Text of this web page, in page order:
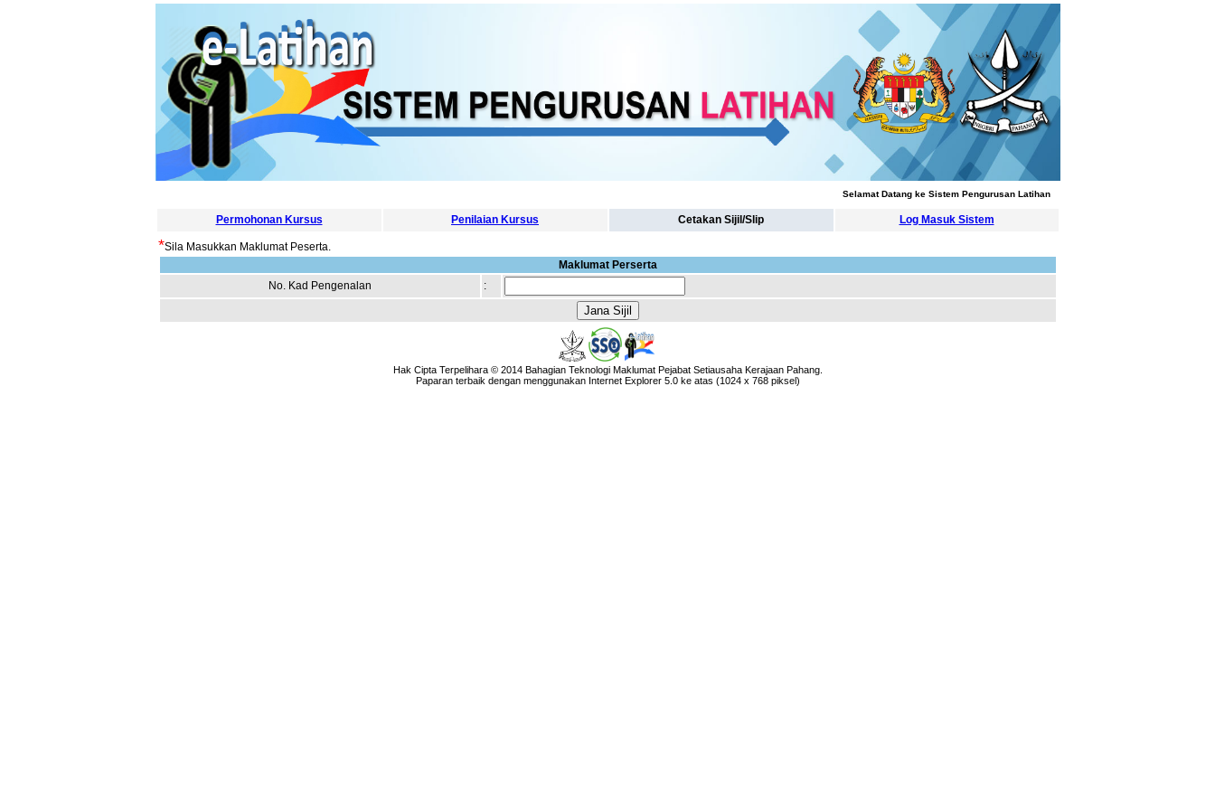
Selamat Datang ke Sistem Pengurusan Latihan
Permohonan Kursus Penilaian Kursus Cetakan Sijil/Slip Log Masuk Sistem
*Sila Masukkan Maklumat Peserta.
Maklumat Perserta
No. Kad Pengenalan
:
Hak Cipta Terpelihara © 2014 Bahagian Teknologi Maklumat Pejabat Setiausaha Kerajaan Pahang.
Paparan terbaik dengan menggunakan Internet Explorer 5.0 ke atas (1024 x 768 piksel)